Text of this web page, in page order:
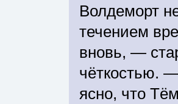
Волдеморт
течением
вновь, —
чёткостью.
ясно, что